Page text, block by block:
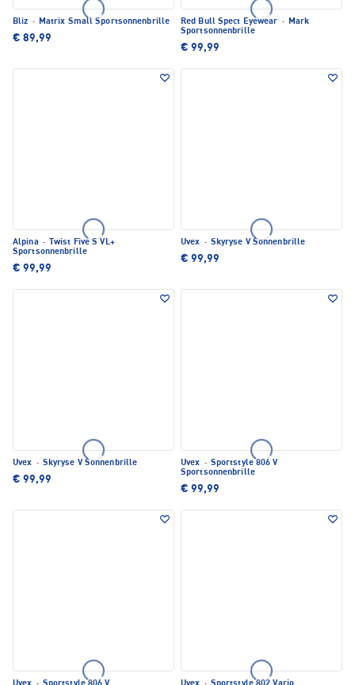
Bliz · Matrix Small Sportsonnenbrille
€ 89,99
Red Bull Spect Eyewear · Mark
Sportsonnenbrille
€ 99,99
Alpina ·
Twist Five S VL+
Sportsonnenbrille
€ 99,99
Uvex · Skyryse V Sonnenbrille
€ 99,99
Uvex · Skyryse V Sonnenbrille
€ 99,99
Uvex · Sportstyle 806 V
Sportsonnenbrille
€ 99,99